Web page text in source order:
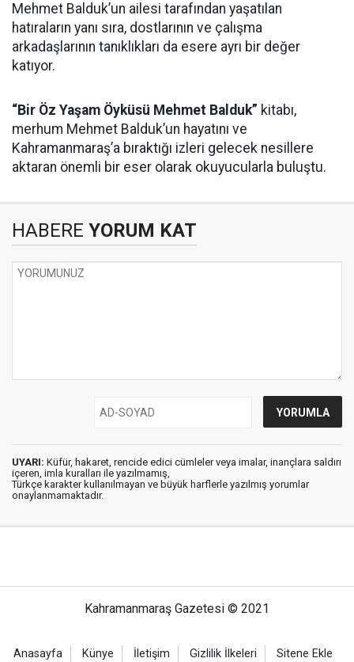
Mehmet Balduk’un ailesi tarafından yaşatılan
hatıraların yanı sıra, dostlarının ve çalışma
arkadaşlarının tanıklıkları da esere ayrı bir değer
katıyor.
“Bir Öz Yaşam Öyküsü Mehmet Balduk” kitabı,
merhum Mehmet Balduk’un hayatını ve
Kahramanmaraş’a bıraktığı izleri gelecek nesillere
aktaran önemli bir eser olarak okuyucularla buluştu.
HABERE YORUM KAT
UYARI: Küfür, hakaret, rencide edici cümleler veya imalar, inançlara saldırı
içeren, imla kuralları ile yazılmamış,
Türkçe karakter kullanılmayan ve büyük harflerle yazılmış yorumlar
onaylanmamaktadır.
Kahramanmaraş Gazetesi © 2021
Anasayfa Künye İletişim Gizlilik İlkeleri Sitene Ekle